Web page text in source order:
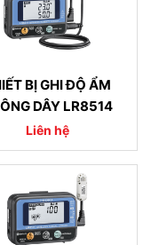
BỊ GHI ĐỘ ẨM
DÂY LR8514
Liên hệ